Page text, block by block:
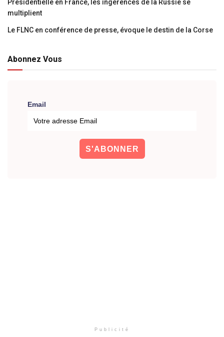
Présidentielle en France, les ingérences de la Russie se
multiplient
Le FLNC en conférence de presse, évoque le destin de la Corse
Abonnez Vous
Email
Publicité